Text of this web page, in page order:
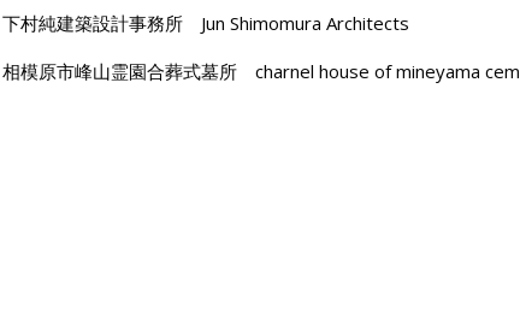
下村純建築設計事務所 Jun Shimomura Architects
相模原市峰山霊園合葬式墓所 charnel house of mineyama